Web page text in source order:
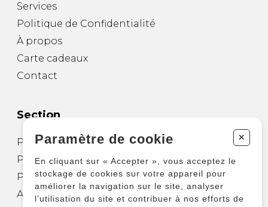
Services
Politique de Confidentialité
À propos
Carte cadeaux
Contact
Section
Partitions pour guitare
Partitions pour autres instruments
Partitions pour ensembles
Autres produits
Paramètre de cookie +
En cliquant sur « Accepter », vous acceptez le
stockage de cookies sur votre appareil pour
améliorer la navigation sur le site, analyser
l’utilisation du site et contribuer à nos efforts de